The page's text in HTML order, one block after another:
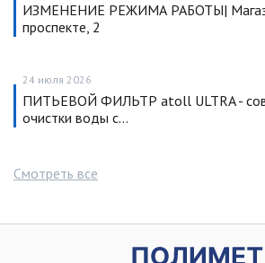
ИЗМЕНЕНИЕ РЕЖИМА РАБОТЫ|
проспекте, 2
24 июля 2026
ПИТЬЕВОЙ ФИЛЬТР atoll ULTRA -
очистки воды с…
Смотреть все